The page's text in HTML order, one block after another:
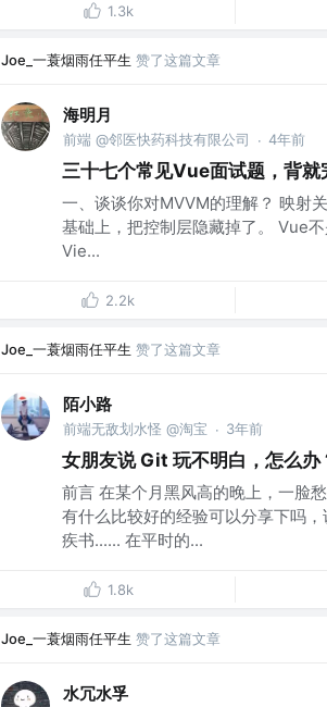
1.3k
Joe_一蓑烟雨任平生 赞了这篇文章
海明月
前端 @邻医快药科技有限公司 · 4年前
三十七个常见Vue面试题，背就
一、谈谈你对MVVM的理解？ 映射
基础上，把控制层隐藏掉了。 Vue
Vie...
2.2k
Joe_一蓑烟雨任平生 赞了这篇文章
陌小路
前端无敌划水怪 @淘宝 · 3年前
女朋友说 Git 玩不明白，怎么办
前言 在某个月黑风高的晚上，一脸
有什么比较好的经验可以分享下吗
疾书...... 在平时的...
1.8k
Joe_一蓑烟雨任平生 赞了这篇文章
水冗水孚